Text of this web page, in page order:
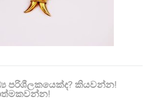
පරිශීලකයෙක්ද? කියවන්න!